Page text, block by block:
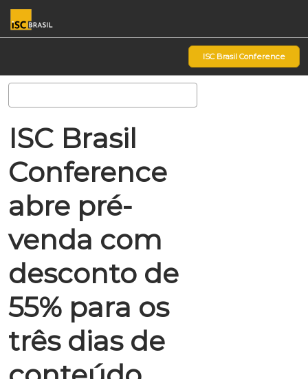
Pular
para
o
ISC Brasil Conference
ISC Brasil
Conference
abre pré-
venda com
desconto de
55% para os
três dias de